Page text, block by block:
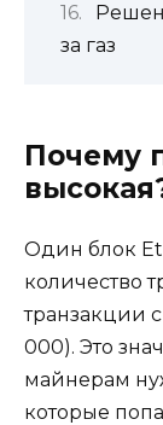
за газ
Почему
Один блок
количество
транзакции
000). Это
майнерам
которые